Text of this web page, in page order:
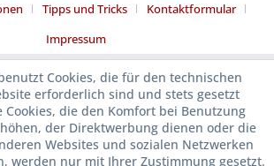
Tipps und Tricks
Kontaktformular
Impressum
Cookies, die für den technischen
erforderlich sind und stets gesetzt
Cookies, die den Komfort bei Benutzung
der Direktwerbung dienen oder die
Websites und sozialen Netzwerken
werden nur mit Ihrer Zustimmung gesetzt.